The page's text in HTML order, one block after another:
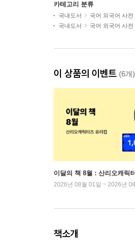
카테고리 분류
국내도서 국어 외국어 사전
국내도서
국어 외국어 사전
이 상품의 이벤트 (6개)
이달의 책 8월 : 산리오캐릭
2026년 08월 01일 ~ 2026년
책소개